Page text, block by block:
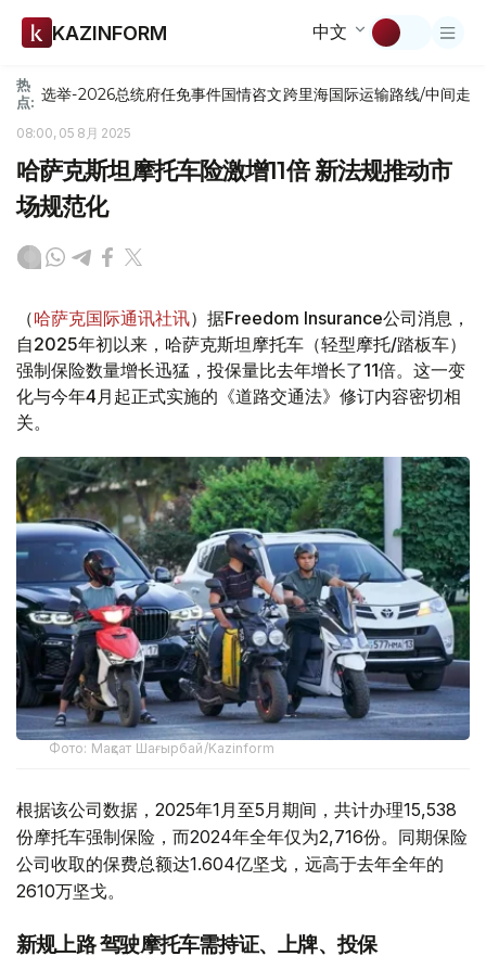
KAZINFORM 中文
热
点: 选举-2026总统府任免事件国情咨文跨里海国际运输路线/中间走廊
08:00, 05 8月 2025
哈萨克斯坦摩托车险激增11倍 新法规推动市
场规范化
（哈萨克国际通讯社讯）据Freedom Insurance公司消息，
自2025年初以来，哈萨克斯坦摩托车（轻型摩托/踏板车）
强制保险数量增长迅猛，投保量比去年增长了11倍。这一变
化与今年4月起正式实施的《道路交通法》修订内容密切相
关。
Фото: Мақсат Шағырбай/Kazinform
根据该公司数据，2025年1月至5月期间，共计办理15,538
份摩托车强制保险，而2024年全年仅为2,716份。同期保险
公司收取的保费总额达1.604亿坚戈，远高于去年全年的
2610万坚戈。
新规上路 驾驶摩托车需持证、上牌、投保